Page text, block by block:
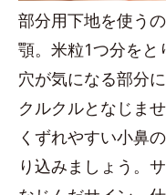
部分用下地を使う
顎。米粒1つ分をと
穴が気になる部分
クルクルとなじま
くずれやすい小鼻
り込みましょう。